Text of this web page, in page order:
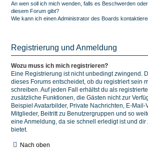
An wen soll ich mich wenden, falls es Beschwerden
diesem Forum gibt?
Wie kann ich einen Administrator des Boards
Registrierung und Anmeldung
Wozu muss ich mich registrieren?
Eine Registrierung ist nicht unbedingt zwingend.
dieses Forums entscheidet, ob du registriert sein
schreiben. Auf jeden Fall erhältst du als
zusätzliche Funktionen, die Gästen nicht zur
Beispiel Avatarbilder, Private Nachrichten, E-Mail-
Mitglieder, Beitritt zu Benutzergruppen und so
eine Anmeldung, da sie schnell erledigt ist und dir
bietet.
Nach oben